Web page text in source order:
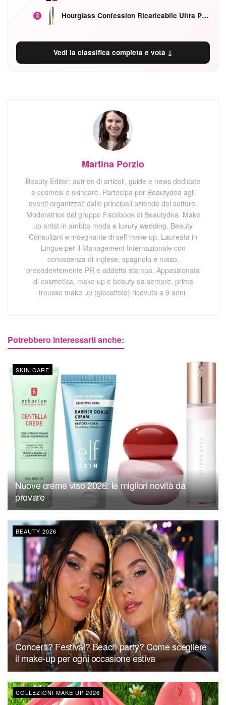
3 Hourglass Confession Ricaricabile Ultra Preciso Ad Alta Intensità Secretly Classic Red
Vedi la classifica completa e vota ↓
Martina Porzio
Beauty Editor: autrice di articoli, guide e news dedicate
a cosmesi e skincare. Partecipa per Beautydea agli
eventi organizzati dalle principali aziende del settore.
Moderatrice del gruppo Facebook di Beautydea. Make
up artist in ambito moda e luxury wedding. Beauty
Consultant e insegnante di self make up. Laureata in
Lingue per il Management Internazionale con
conoscenza di inglese, spagnolo e russo,
precedentemente PR e addetta stampa. Appassionata
di cosmetica, make up e beauty da sempre, prima
trousse make up (giocattolo) ricevuta a 9 anni.
Potrebbero interessarti anche:
SKIN CARE
Nuove creme viso 2026: le migliori novità da
provare
BEAUTY 2026
Concerti? Festival? Beach party? Come scegliere
il make-up per ogni occasione estiva
COLLEZIONI MAKE UP 2026